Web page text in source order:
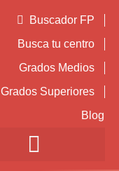
Buscador FP
Busca tu centro
Grados Medios
Grados Superiores
Blog